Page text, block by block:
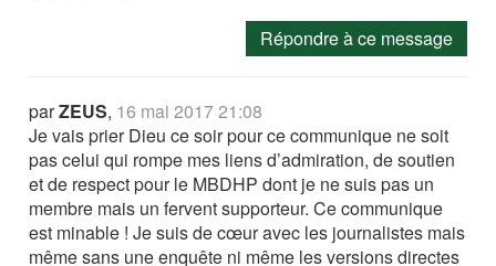
Répondre à ce message
parZEUS, 16 mai 2017 21:08
Je vais prier Dieu ce soir pour ce communique ne soit
pas celui qui rompe mes liens d’admiration, de soutien
et de respect pour le MBDHP dont je ne suis pas un
membre mais un fervent supporteur. Ce communique
est minable ! Je suis de cœur avec les journalistes mais
même sans une enquête ni même les versions directes